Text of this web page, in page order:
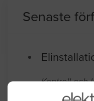
Senaste
Kontroll och